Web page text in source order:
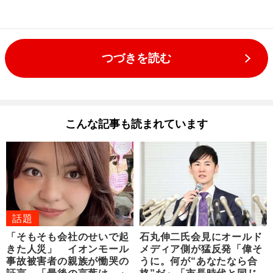
つづきを読む
こんな記事も読まれています
話題
「そもそも会社のせいで起
きた人災」 イオンモール
事故被害者の親族が慟哭の
石丸伸二氏会見にオールド
メディア側が猛反発「偉そ
うに。何が“あなたなら合